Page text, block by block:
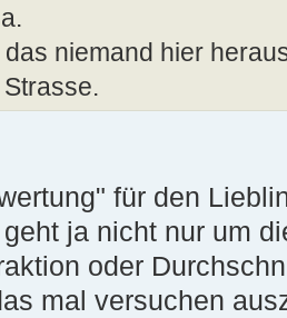
niemand hier
für den
ja nicht nur um
oder
mal versuchen